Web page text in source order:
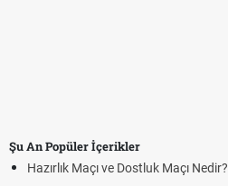
Şu An Popüler İçerikler
Hazırlık Maçı ve Dostluk Maçı